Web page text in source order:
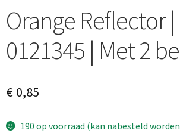
Orange Reflector |
0121345 | Met 2
€0,85
190 op voorraad (kan nabesteld